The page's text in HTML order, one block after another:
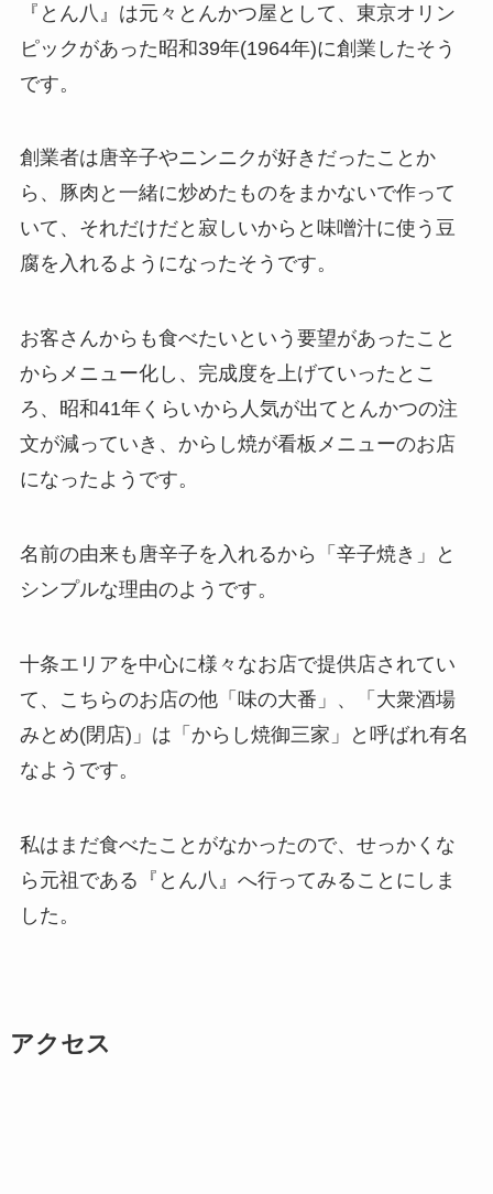
『とん八』は元々とんかつ屋として、東京オリン
ピックがあった昭和39年(1964年)に創業したそう
です。
創業者は唐辛子やニンニクが好きだったことか
ら、豚肉と一緒に炒めたものをまかないで作って
いて、それだけだと寂しいからと味噌汁に使う豆
腐を入れるようになったそうです。
お客さんからも食べたいという要望があったこと
からメニュー化し、完成度を上げていったとこ
ろ、昭和41年くらいから人気が出てとんかつの注
文が減っていき、からし焼が看板メニューのお店
になったようです。
名前の由来も唐辛子を入れるから「辛子焼き」と
シンプルな理由のようです。
十条エリアを中心に様々なお店で提供店されてい
て、こちらのお店の他「味の大番」、「大衆酒場
みとめ(閉店)」は「からし焼御三家」と呼ばれ有名
なようです。
私はまだ食べたことがなかったので、せっかくな
ら元祖である『とん八』へ行ってみることにしま
した。
アクセス